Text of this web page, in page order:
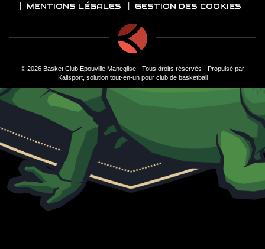
MENTIONS LÉGALES
GESTION DES COOKIES
© 2026 Basket Club Epouville Maneglise - Tous droits réservés - Propulsé par
Kalisport, solution tout-en-un pour club de basketball